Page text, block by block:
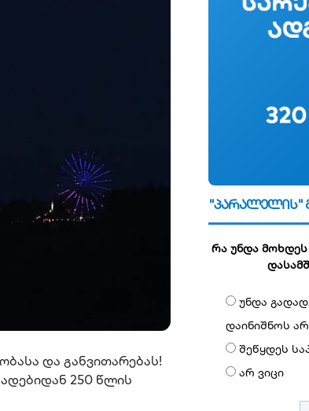
და განვითარებას!
250 წლის
"პარალელის"
რა უნდა მოხდეს
უნდა
დაინიშნოს
შეწყდეს
არ ვიცი